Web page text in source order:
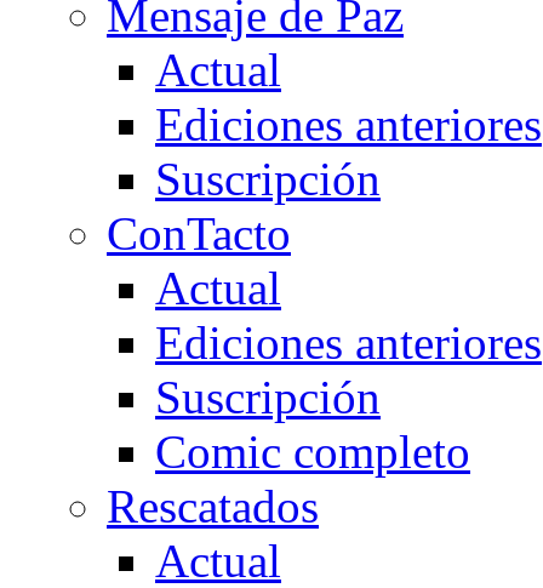
Mensaje de Paz
Actual
Ediciones anteriores
Suscripción
ConTacto
Actual
Ediciones anteriores
Suscripción
Comic completo
Rescatados
Actual